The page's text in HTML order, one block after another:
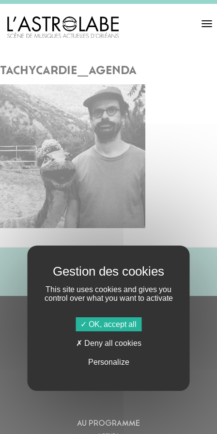
Toggle
tachycardie_agenda
ABONNE-TOI !
S'ABONNER À LA NEWSLETTER
AU PROGRAMME
This site uses cookies and gives you
control over what you want to activate
OK, accept all
Deny all cookies
Personalize